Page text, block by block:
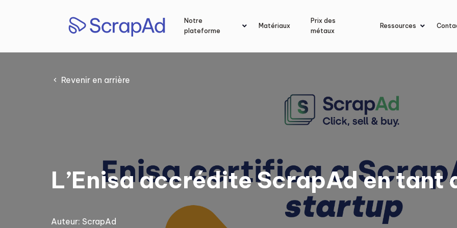
Notre
plateforme
Matériaux
Prix des
métaux
Ressources
Revenir en arrière
L’Enisa accrédite ScrapAd en tant
Auteur: ScrapAd